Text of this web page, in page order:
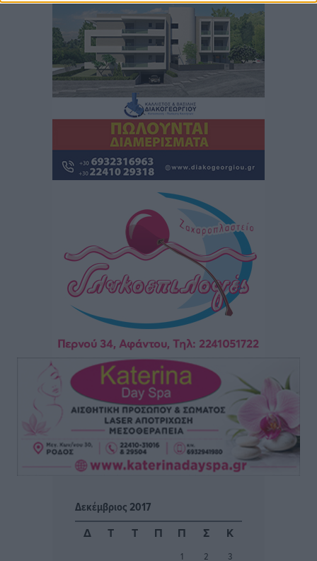
εφησυχασμού» – Σε πλήρη ετοιμότητα ο μηχανισμός
Ειδήσεις• πριν 6 ώρες
Καιρός: Επιμένουν οι υψηλές θερμοκρασίες – Ισχυρά
μελτέμια έως 9 μποφόρ, σε «Red Code» 6 περιοχές
πριν 7 ώρες
Τα φοιτητικά ενοίκια «τινάζουν στον αέρα» τους
οικογενειακούς προϋπολογισμούς
Ειδήσεις• πριν 7 ώρες
Δύο νέοι ξενώνες παραδόθηκαν στις Ένοπλες
Δυνάμεις στη νήσο Ρω
Τοπικές Ειδήσεις• πριν 7 ώρες
Συνεχίζεται η έξοδος του Αυγούστου – Πάνω από
34.000 αναχωρούν σήμερα μόνο από τον Πειραιά
πριν 7 ώρες
Μόνιμες θέσεις στους παιδικούς σταθμούς: Οι
προϋποθέσεις, η 24μηνη εμπειρία και οι προθεσμίες
για τους δήμους
Τοπικές Ειδήσεις• πριν 7 ώρες
Δεύτερη πηγή εισοδήματος για τους επαγγελματίες
ψαράδες ο αλιευτικός τουρισμός
Δεκέμβριος 2017
Δ
Τ Τ Π Π Σ Κ
1 2 3